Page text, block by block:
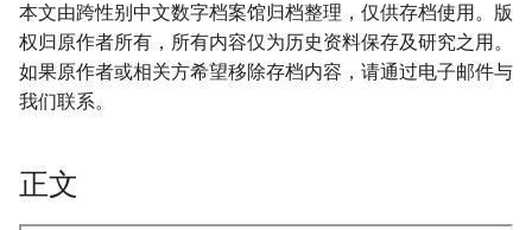
本文由跨性别中文数字档案馆归档整理，仅供存档使用。版
权归原作者所有，所有内容仅为历史资料保存及研究之用。
如果原作者或相关方希望移除存档内容，请通过电子邮件与
我们联系。
正文